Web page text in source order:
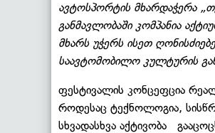
ავტოსპორტის მხარდაჭერა
განმავლობაში კომპანია
მხარს უჭერს ისეთ
საავტომობილო კულტურის
ფესტივალის კონცეფცია
როდესაც ტექნოლოგია,
სხვადასხვა აქტივობა